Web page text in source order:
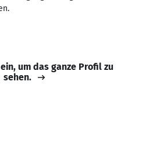
um das ganze Profil zu
sehen.